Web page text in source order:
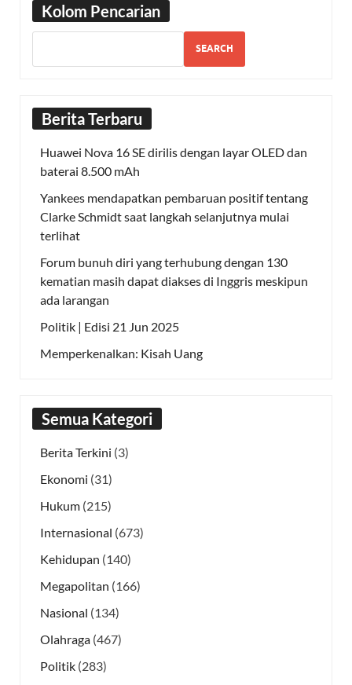
Kolom Pencarian
SEARCH
Berita Terbaru
Huawei Nova 16 SE dirilis dengan layar OLED dan
baterai 8.500 mAh
Yankees mendapatkan pembaruan positif tentang
Clarke Schmidt saat langkah selanjutnya mulai
terlihat
Forum bunuh diri yang terhubung dengan 130
kematian masih dapat diakses di Inggris meskipun
ada larangan
Politik | Edisi 21 Jun 2025
Memperkenalkan: Kisah Uang
Semua Kategori
Berita Terkini (3)
Ekonomi (31)
Hukum (215)
Internasional (673)
Kehidupan (140)
Megapolitan (166)
Nasional (134)
Olahraga (467)
Politik (283)